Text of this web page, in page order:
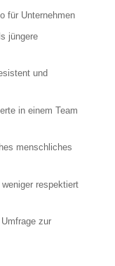
für Unternehmen
jüngere
und
in einem Team
menschliches
respektiert
zur